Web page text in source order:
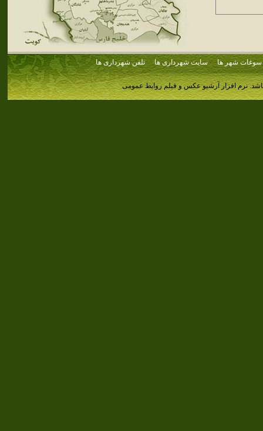
سوغات شهر ها سایت شهرداری ها تلفن شهرداری ها
نرم افزار آرشیو عکس و فیلم روابط عمومی